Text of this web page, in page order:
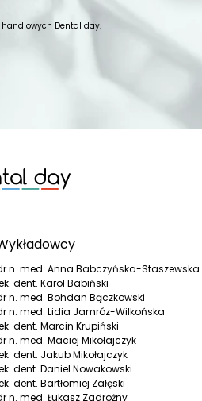
Dental day.
n. med. Anna Babczyńska-Staszewska
dent. Karol Babiński
n. med. Bohdan Bączkowski
n. med. Lidia Jamróz-Wilkońska
dent. Marcin Krupiński
n. med. Maciej Mikołajczyk
dent. Jakub Mikołajczyk
dent. Daniel Nowakowski
dent. Bartłomiej Załęski
n. med. Łukasz Zadrożny